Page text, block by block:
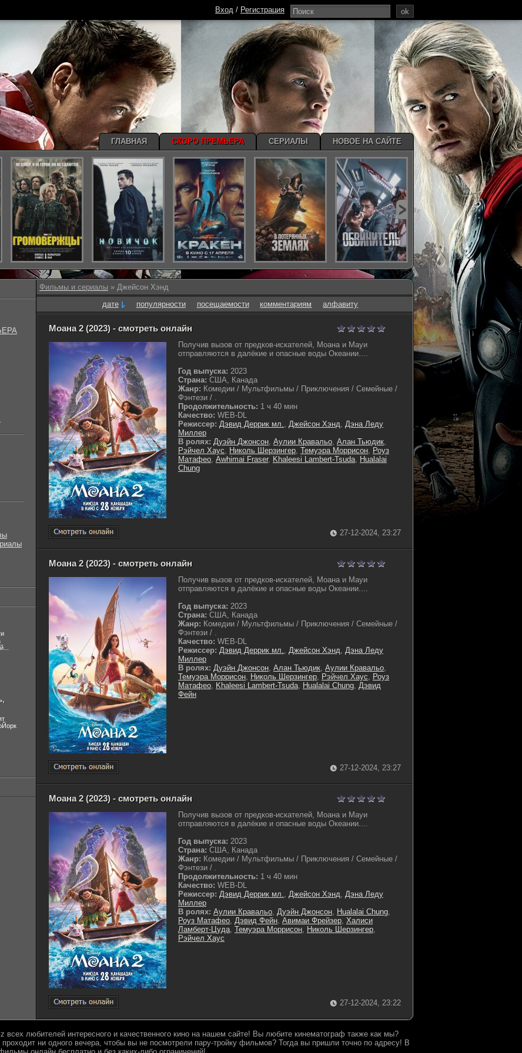
Фильмы и сериалы » Джейсон Хэнд
дате
популярности посещаемости комментариям алфавиту
Моана 2 (2023) - смотреть онлайн
Получив вызов от предков-искателей, Моана и Мауи
отправляются в далёкие и опасные воды Океании....
Год выпуска: 2023
Страна: США, Канада
Жанр: Комедии / Мультфильмы / Приключения / Семейные /
Фэнтези / .
Продолжительность: 1 ч 40 мин
Качество: WEB-DL
Режиссер: Дэвид Деррик мл., Джейсон Хэнд, Дэна Леду
Миллер
В ролях: Дуэйн Джонсон, Аулии Кравальо, Алан Тьюдик,
Рэйчел Хаус, Николь Шерзингер, Темуэра Моррисон, Роуз
Матафео, Awhimai Fraser, Khaleesi Lambert-Tsuda, Hualalai
Chung
27-12-2024, 23:27
Моана 2 (2023) - смотреть онлайн
Получив вызов от предков-искателей, Моана и Мауи
отправляются в далёкие и опасные воды Океании....
Год выпуска: 2023
Страна: США, Канада
Жанр: Комедии / Мультфильмы / Приключения / Семейные /
Фэнтези / .
Качество: WEB-DL
Режиссер: Дэвид Деррик мл., Джейсон Хэнд, Дэна Леду
Миллер
В ролях: Дуэйн Джонсон, Алан Тьюдик, Аулии Кравальо,
Темуэра Моррисон, Николь Шерзингер, Рэйчел Хаус, Роуз
Матафео, Khaleesi Lambert-Tsuda, Hualalai Chung, Дэвид
Фейн
27-12-2024, 23:27
Моана 2 (2023) - смотреть онлайн
Получив вызов от предков-искателей, Моана и Мауи
отправляются в далёкие и опасные воды Океании....
Год выпуска: 2023
Страна: США, Канада
Жанр: Комедии / Мультфильмы / Приключения / Семейные /
Фэнтези / .
Продолжительность: 1 ч 40 мин
Качество: WEB-DL
Режиссер: Дэвид Деррик мл., Джейсон Хэнд, Дэна Леду
Миллер
В ролях: Аулии Кравальо, Дуэйн Джонсон, Hualalai Chung,
Роуз Матафео, Дэвид Фейн, Авимаи Фрейзер, Халиси
Ламберт-Цуда, Темуэра Моррисон, Николь Шерзингер,
Рэйчел Хаус
27-12-2024, 23:22
ok
Вход / Регистрация
ГЛАВНАЯ СКОРО ПРЕМЬЕРА СЕРИАЛЫ НОВОЕ НА САЙТЕ
всех любителей интересного и качественного кино на нашем сайте! Вы любите кинематограф также как мы?
ни одного вечера, чтобы вы не посмотрели пару-тройку фильмов? Тогда вы пришли точно по адресу! В